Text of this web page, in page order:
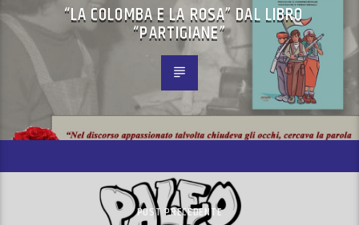
“LA COLOMBA E LA ROSA” DAL LIBRO
“PARTIGIANE”
POST PRECEDENTE